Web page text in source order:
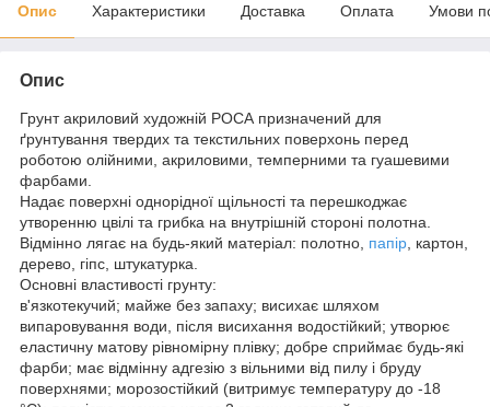
Опис Характеристики Доставка Оплата Умови
Опис
Грунт акриловий художній РОСА призначений для
ґрунтування твердих та текстильних поверхонь перед
роботою олійними, акриловими, темперними та гуашевими
фарбами.
Надає поверхні однорідної щільності та перешкоджає
утворенню цвілі та грибка на внутрішній стороні полотна.
Відмінно лягає на будь-який матеріал: полотно, папір , картон,
дерево, гіпс, штукатурка.
Основні властивості грунту:
в'язкотекучий; майже без запаху; висихає шляхом
випаровування води, після висихання водостійкий; утворює
еластичну матову рівномірну плівку; добре сприймає будь-які
фарби; має відмінну адгезію з вільними від пилу і бруду
поверхнями; морозостійкий (витримує температуру до -18